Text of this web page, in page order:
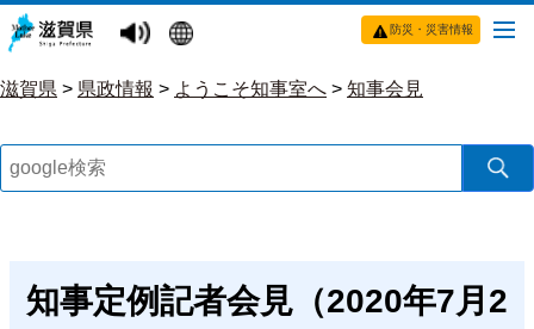
防災・災害情報
滋賀県 > 県政情報 > ようこそ知事室へ > 知事会見
知事定例記者会見（2020年7月2